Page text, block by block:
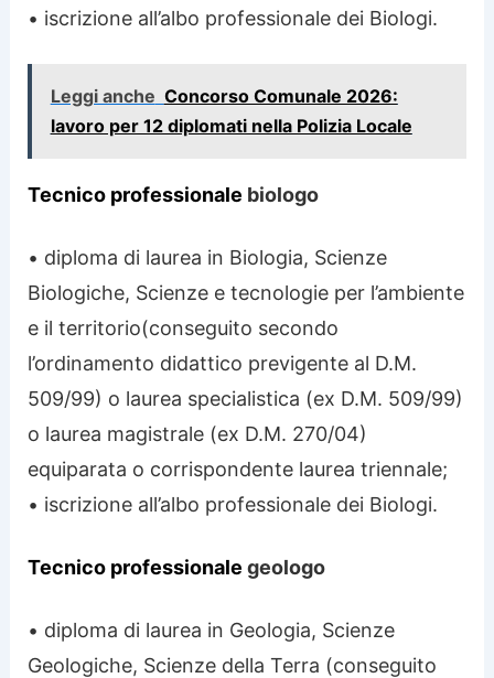
• iscrizione all’albo professionale dei Biologi.
Leggi anche Concorso Comunale 2026:
lavoro per 12 diplomati nella Polizia Locale
Tecnico professionale biologo
• diploma di laurea in Biologia, Scienze
Biologiche, Scienze e tecnologie per l’ambiente
e il territorio(conseguito secondo
l’ordinamento didattico previgente al D.M.
509/99) o laurea specialistica (ex D.M. 509/99)
o laurea magistrale (ex D.M. 270/04)
equiparata o corrispondente laurea triennale;
• iscrizione all’albo professionale dei Biologi.
Tecnico professionalegeologo
• diploma di laurea in Geologia, Scienze
Geologiche, Scienze della Terra (conseguito